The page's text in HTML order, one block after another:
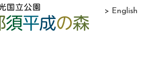
> English